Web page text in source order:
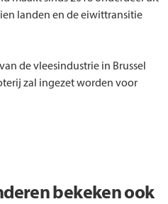
landen en de eiwittransitie
de vleesindustrie in Brussel
zal ingezet worden voor
bekeken ook